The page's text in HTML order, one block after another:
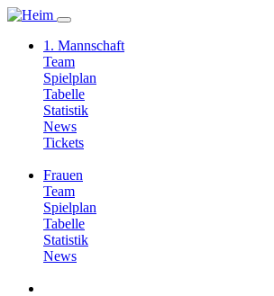
1. Mannschaft
Team
Spielplan
Tabelle
Statistik
News
Tickets
Frauen
Team
Spielplan
Tabelle
Statistik
News